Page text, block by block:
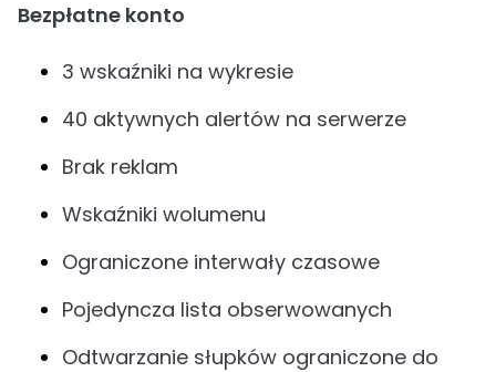
Bezpłatne konto
3 wskaźniki na wykresie
40 aktywnych alertów na serwerze
Brak reklam
Wskaźniki wolumenu
Ograniczone interwały czasowe
Pojedyncza lista obserwowanych
Odtwarzanie słupków ograniczone do